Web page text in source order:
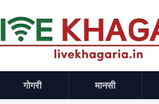
गोगरी मानसी